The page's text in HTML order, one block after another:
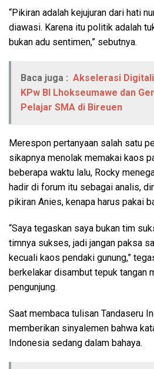
“Pikiran adalah kejujuran dari hati
diawasi. Karena itu politik adalah
bukan adu sentimen,” sebutnya.
Baca juga : Akselerasi
KPw BI Lhokseumawe dan
Pelajar SMA di Bireuen
Merespon pertanyaan salah satu
sikapnya menolak memakai kaos
beberapa waktu lalu, Rocky
hadir di forum itu sebagai analis,
pikiran Anies, kenapa harus pakai
“Saya tegaskan saya bukan tim
timnya sukses, jadi jangan paksa
kecuali kaos pendaki gunung,”
berkelakar disambut tepuk tangan
pengunjung.
Saat membaca tulisan Tandaseru
memberikan sinyalemen bahwa
Indonesia sedang dalam bahaya.